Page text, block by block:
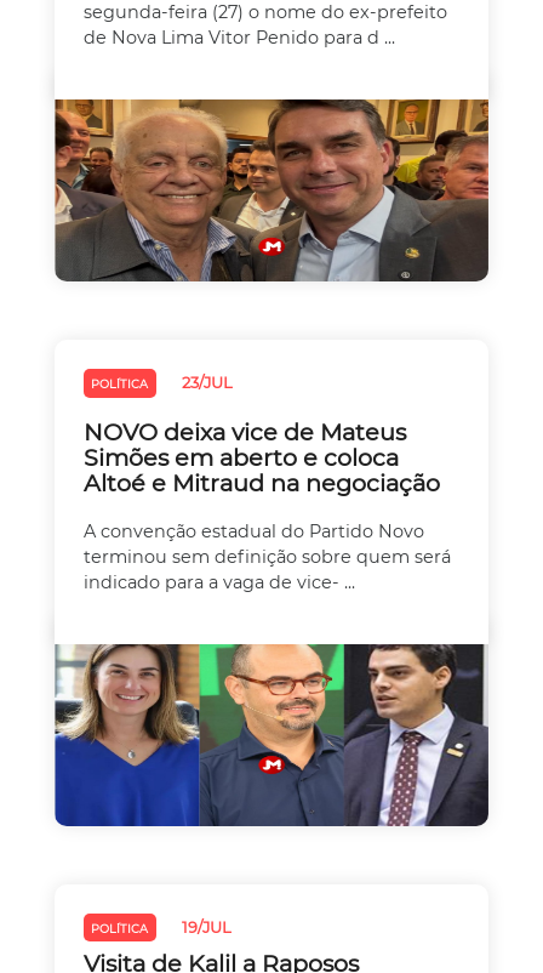
segunda-feira (27) o nome do ex-prefeito
de Nova Lima Vitor Penido para d ...
POLÍTICA 23/JUL
NOVO deixa vice de Mateus
Simões em aberto e coloca
Altoé e Mitraud na negociação
A convenção estadual do Partido Novo
terminou sem definição sobre quem será
indicado para a vaga de vice- ...
POLÍTICA 19/JUL
Visita de Kalil a Raposos